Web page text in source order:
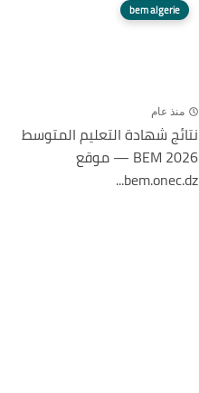
bem algerie
منذ عام
نتائج شهادة التعليم المتوسط
2026 BEM — موقع
bem.onec.dz...